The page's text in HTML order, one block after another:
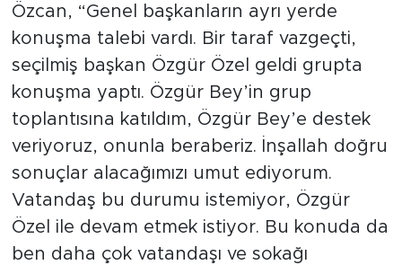
Özcan, “Genel başkanların ayrı yerde
konuşma talebi vardı. Bir taraf vazgeçti,
seçilmiş başkan Özgür Özel geldi grupta
konuşma yaptı. Özgür Bey’in grup
toplantısına katıldım, Özgür Bey’e destek
veriyoruz, onunla beraberiz. İnşallah doğru
sonuçlar alacağımızı umut ediyorum.
Vatandaş bu durumu istemiyor, Özgür
Özel ile devam etmek istiyor. Bu konuda da
ben daha çok vatandaşı ve sokağı